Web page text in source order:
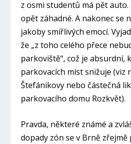
z osmi studentů má pět auto.
opět záhadné. A nakonec se
jakoby smířlivých emocí.
že „z toho celého přece
parkoviště“, což je absurdní,
parkovacích míst snižuje (viz
Štefánikovy nebo částečná
parkovacího domu Rozkvět).
Pravda, některé známé a
dopady zón se v Brně